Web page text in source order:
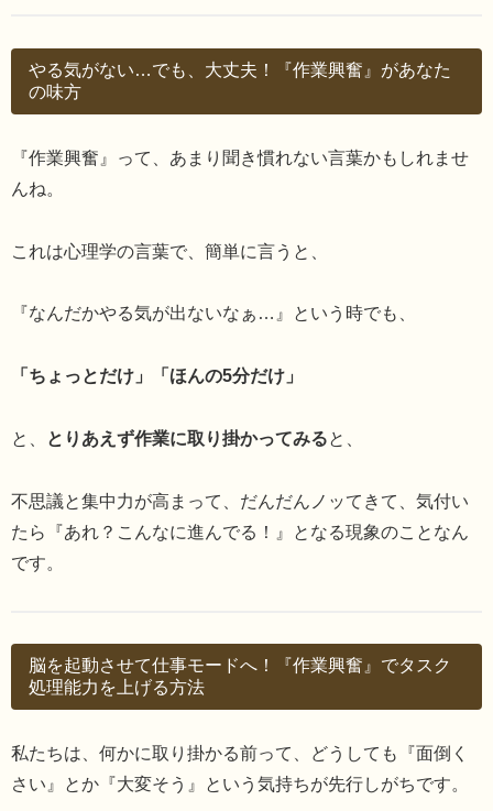
やる気がない…でも、大丈夫！『作業興奮』があなた
の味方
『作業興奮』って、あまり聞き慣れない言葉かもしれませ
んね。
これは心理学の言葉で、簡単に言うと、
『なんだかやる気が出ないなぁ…』という時でも、
「ちょっとだけ」「ほんの5分だけ」
と、 とりあえず作業に取り掛かってみると、
不思議と集中力が高まって、だんだんノッてきて、気付い
たら『あれ？こんなに進んでる！』となる現象のことなん
です。
脳を起動させて仕事モードへ！『作業興奮』でタスク
処理能力を上げる方法
私たちは、何かに取り掛かる前って、どうしても『面倒く
さい』とか『大変そう』という気持ちが先行しがちです。